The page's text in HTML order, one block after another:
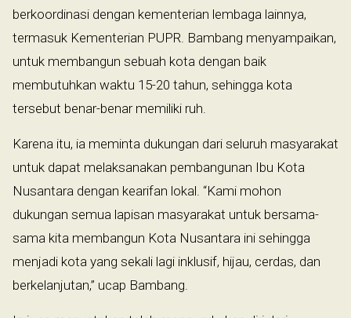
berkoordinasi dengan kementerian lembaga lainnya,
termasuk Kementerian PUPR. Bambang menyampaikan,
untuk membangun sebuah kota dengan baik
membutuhkan waktu 15-20 tahun, sehingga kota
tersebut benar-benar memiliki ruh.
Karena itu, ia meminta dukungan dari seluruh masyarakat
untuk dapat melaksanakan pembangunan Ibu Kota
Nusantara dengan kearifan lokal. “Kami mohon
dukungan semua lapisan masyarakat untuk bersama-
sama kita membangun Kota Nusantara ini sehingga
menjadi kota yang sekali lagi inklusif, hijau, cerdas, dan
berkelanjutan,” ucap Bambang.